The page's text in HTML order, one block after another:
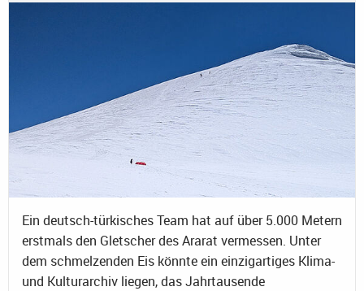
Ein deutsch-türkisches Team hat auf über 5.000 Metern
erstmals den Gletscher des Ararat vermessen. Unter
dem schmelzenden Eis könnte ein einzigartiges Klima-
und Kulturarchiv liegen, das Jahrtausende